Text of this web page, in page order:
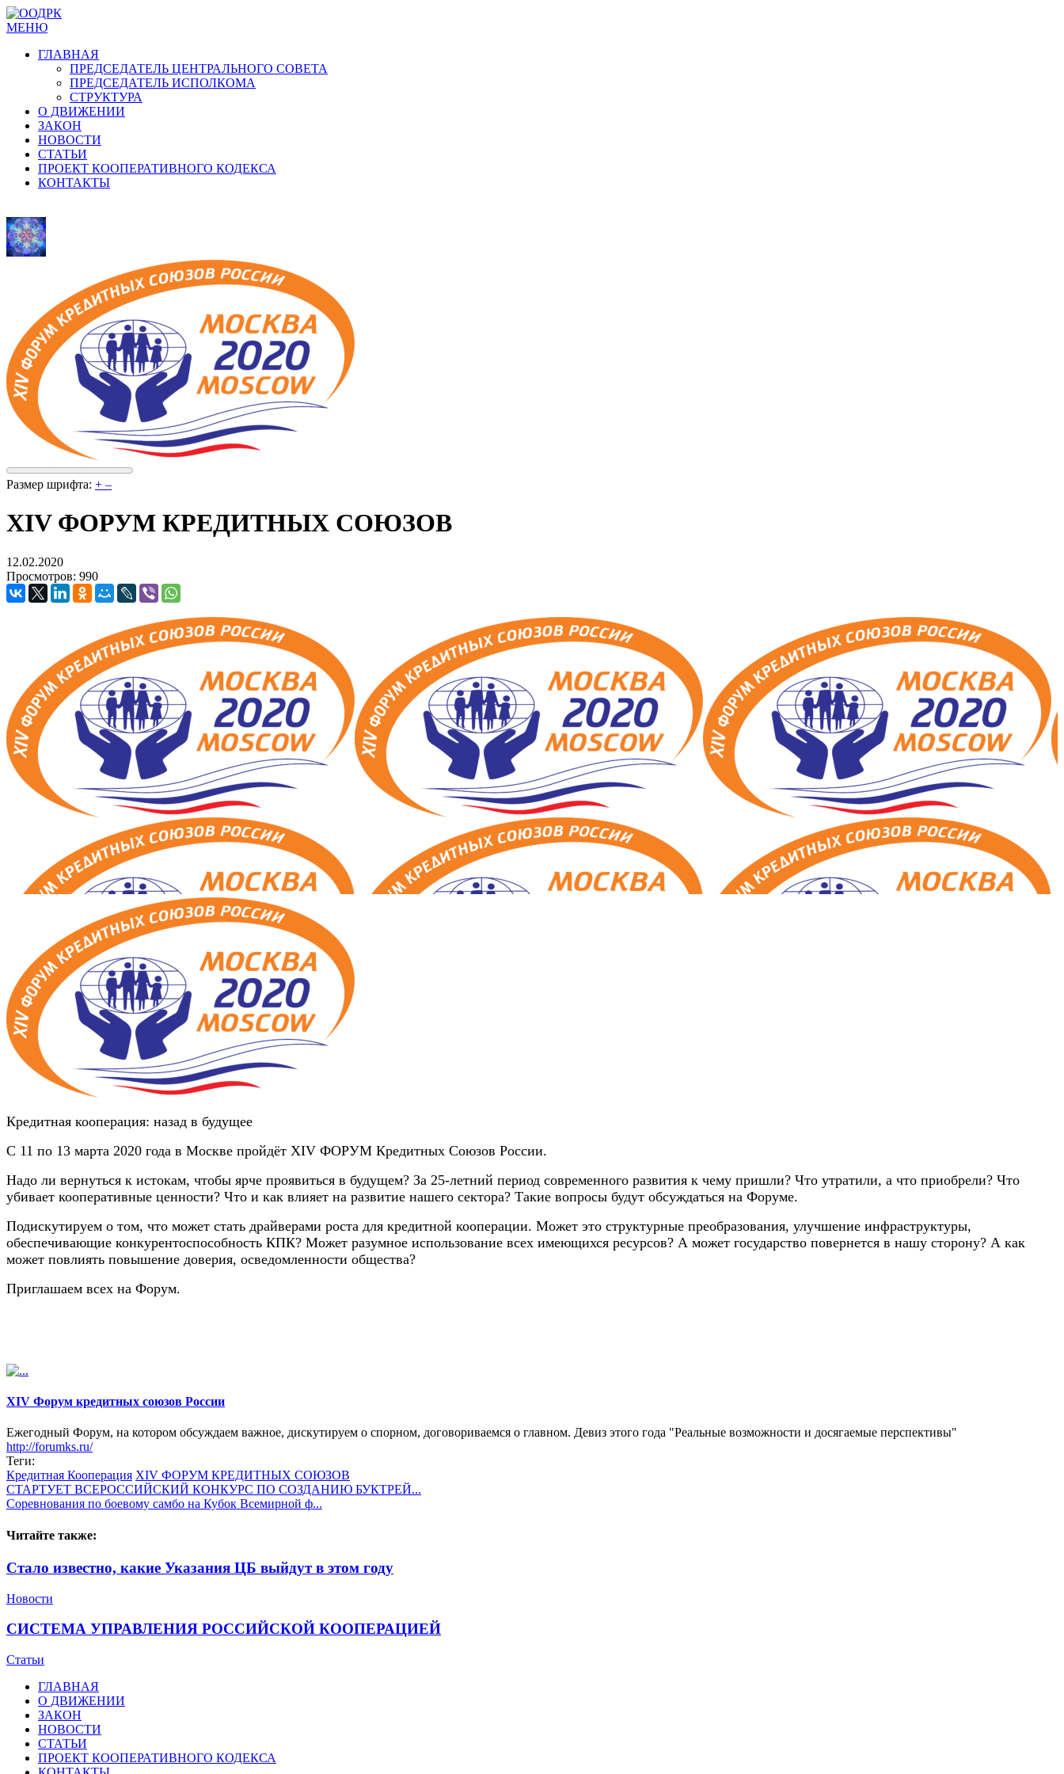
МЕНЮ
ГЛАВНАЯ
ПРЕДСЕДАТЕЛЬ ЦЕНТРАЛЬНОГО СОВЕТА
ПРЕДСЕДАТЕЛЬ ИСПОЛКОМА
СТРУКТУРА
О ДВИЖЕНИИ
ЗАКОН
НОВОСТИ
СТАТЬИ
ПРОЕКТ КООПЕРАТИВНОГО КОДЕКСА
КОНТАКТЫ
Размер шрифта: + –
XIV ФОРУМ КРЕДИТНЫХ СОЮЗОВ
12.02.2020
Просмотров: 990
Кредитная кооперация: назад в будущее
С 11 по 13 марта 2020 года в Москве пройдёт XIV ФОРУМ Кредитных Союзов России.
Надо ли вернуться к истокам, чтобы ярче проявиться в будущем? За 25-летний период современного развития к чему пришли? Что утратили, а что приобрели? Что
убивает кооперативные ценности? Что и как влияет на развитие нашего сектора? Такие вопросы будут обсуждаться на Форуме.
Подискутируем о том, что может стать драйверами роста для кредитной кооперации. Может это структурные преобразования, улучшение инфраструктуры,
обеспечивающие конкурентоспособность КПК? Может разумное использование всех имеющихся ресурсов? А может государство повернется в нашу сторону? А как
может повлиять повышение доверия, осведомленности общества?
Приглашаем всех на Форум.
XIV Форум кредитных союзов России
Ежегодный Форум, на котором обсуждаем важное, дискутируем о спорном, договориваемся о главном. Девиз этого года "Реальные возможности и досягаемые перспективы"
http://forumks.ru/
Теги:
Кредитная Кооперация XIV ФОРУМ КРЕДИТНЫХ СОЮЗОВ
СТАРТУЕТ ВСЕРОССИЙСКИЙ КОНКУРС ПО СОЗДАНИЮ БУКТРЕЙ...
Cоревнования по боевому самбо на Кубок Всемирной ф...
Читайте также:
Стало известно, какие Указания ЦБ выйдут в этом году
Новости
СИСТЕМА УПРАВЛЕНИЯ РОССИЙСКОЙ КООПЕРАЦИЕЙ
Статьи
ГЛАВНАЯ
О ДВИЖЕНИИ
ЗАКОН
НОВОСТИ
СТАТЬИ
ПРОЕКТ КООПЕРАТИВНОГО КОДЕКСА